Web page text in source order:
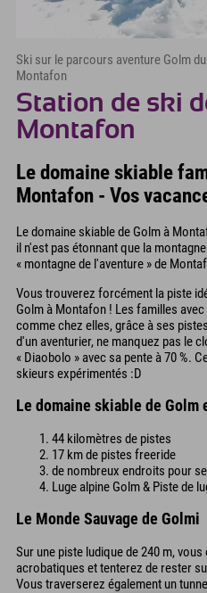
Ski sur le parcours aventure Golm
Montafon
Station de ski
Montafon
Le domaine skiable
Montafon - Vos
Le domaine skiable de Golm à
il n'est pas étonnant que la
« montagne de l'aventure » de
Vous trouverez forcément la piste
Golm à Montafon ! Les familles
comme chez elles, grâce à ses
d'un aventurier, ne manquez pas le
« Diaobolo » avec sa pente à 70 %.
skieurs expérimentés :D
Le domaine skiable de Golm
44 kilomètres de pistes
17 km de pistes freeride
de nombreux endroits pour
Luge alpine Golm & Piste de
Le Monde Sauvage de Golmi
Sur une piste ludique de 240 m,
acrobatiques et tenterez de rester
Vous traverserez également un